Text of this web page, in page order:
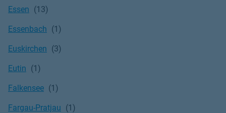
Essen
Essenbach
Euskirchen
Eutin
Falkensee
Fargau-Pratjau